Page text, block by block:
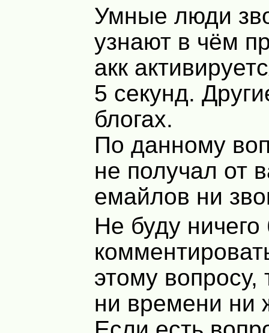
Умные люди
узнают в чём
акк
5 секунд.
блогах.
По данному
не получал от
емайлов ни
Не буду
этому вопросу,
ни времени ни